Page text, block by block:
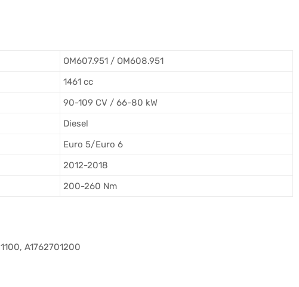
OM607.951 / OM608.951
1461 cc
90-109 CV / 66-80 kW
Diesel
Euro 5/Euro 6
2012-2018
200-260 Nm
A1762701200